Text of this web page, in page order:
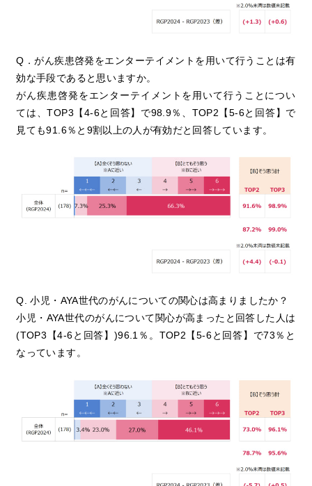
Q．がん疾患啓発をエンターテイメントを用いて行うことは有
効な手段であると思いますか。
がん疾患啓発をエンターテイメントを用いて行うことについ
ては、TOP3【4-6と回答】で98.9％、TOP2【5-6と回答】で
見ても91.6％と9割以上の人が有効だと回答しています。
Q. 小児・AYA世代のがんについての関心は高まりましたか？
小児・AYA世代のがんについて関心が高まったと回答した人は
(TOP3【4-6と回答】)96.1％。TOP2【5-6と回答】で73％と
なっています。